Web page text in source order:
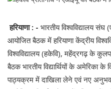
हरियाणा : - भारतीय विश्वविद्यालय
आयोजित बैठक में हरियाणा केंद्रीय
विश्वविद्यालय (हकेवि), महेंद्रगढ़ के
बैठक भारतीय विद्यार्थियों के अमेरिका के
पाठ्यक्रम में दाखिला लेने एवं नए अनुभव